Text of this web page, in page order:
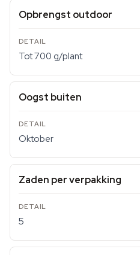
Opbrengst outdoor
Tot 700 g/plant
Oogst buiten
Oktober
Zaden per verpakking
5